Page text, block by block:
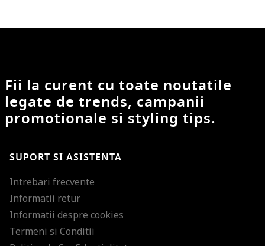
Fii la curent cu toate noutatile
legate de trends, campanii
promotionale si styling tips.
SUPORT SI ASISTENTA
Intrebari frecvente
Informatii retur
Informatii despre cookies
Termeni si Conditii